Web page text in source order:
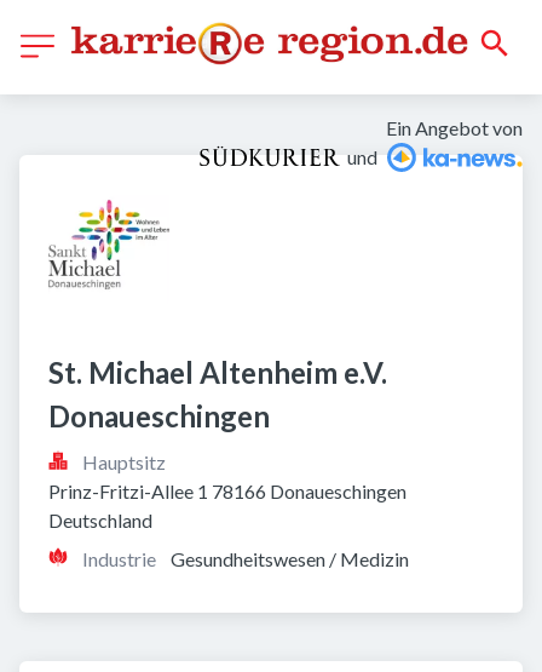
Ein Angebot von
und
St. Michael Altenheim e.V.
Donaueschingen
Hauptsitz
Prinz-Fritzi-Allee 1 78166 Donaueschingen
Deutschland
Industrie
Gesundheitswesen / Medizin